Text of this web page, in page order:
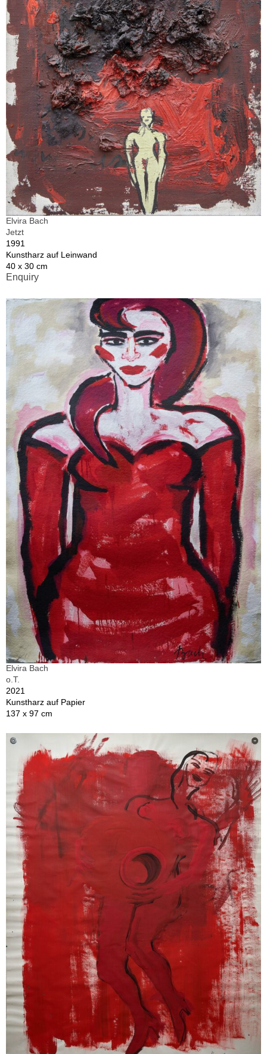
Elvira Bach
Jetzt
1991
Kunstharz auf Leinwand
40 x 30 cm
Enquiry
Elvira Bach
o.T.
2021
Kunstharz auf Papier
137 x 97 cm